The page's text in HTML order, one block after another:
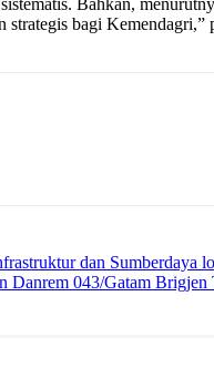
Bahkan,
bagi Kemendagri,”
dan Sumberdaya
Danrem 043/Gatam